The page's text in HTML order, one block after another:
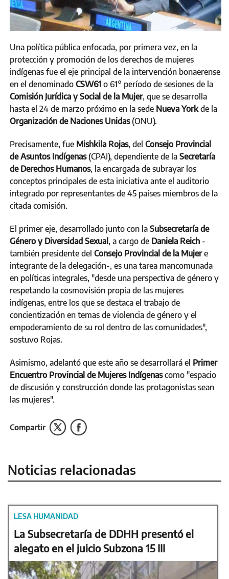
Una política pública enfocada, por primera vez, en la
protección y promoción de los derechos de mujeres
indígenas fue el eje principal de la intervención bonaerense
en el denominado CSW61 o 61° período de sesiones de la
Comisión Jurídica y Social de la Mujer, que se desarrolla
hasta el 24 de marzo próximo en la sede Nueva Yorkde la
Organización de Naciones Unidas(ONU).
Precisamente, fue Mishkila Rojas, del Consejo Provincial
de Asuntos Indígenas(CPAI), dependiente de la Secretaría
de Derechos Humanos, la encargada de subrayar los
conceptos principales de esta iniciativa ante el auditorio
integrado por representantes de 45 países miembros de la
citada comisión.
El primer eje, desarrollado junto con la Subsecretaría de
Género y Diversidad Sexual , a cargo de Daniela Reich -
también presidente del Consejo Provincial de la Mujere
integrante de la delegación-, es una tarea mancomunada
en políticas integrales, "desde una perspectiva de género y
respetando la cosmovisión propia de las mujeres
indígenas, entre los que se destaca el trabajo de
concientización en temas de violencia de género y el
empoderamiento de su rol dentro de las comunidades",
sostuvo Rojas.
Asimismo, adelantó que este año se desarrollará el Primer
Encuentro Provincial de Mujeres Indígenascomo "espacio
de discusión y construcción donde las protagonistas sean
las mujeres".
Compartir
Noticias relacionadas
LESA HUMANIDAD
La Subsecretaría de DDHH presentó el
alegato en el juicio Subzona 15 III